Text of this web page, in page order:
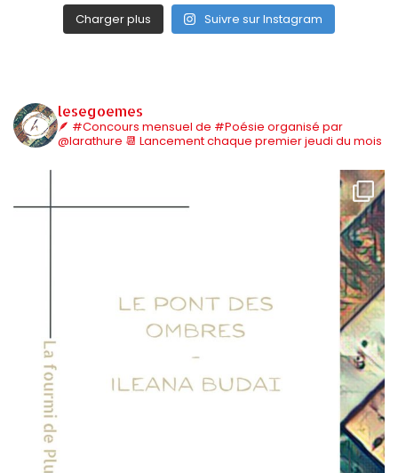
Charger plus Suivre sur Instagram
lesegoemes
🪶 #Concours mensuel de #Poésie organisé par
@larathure 📆 Lancement chaque premier jeudi du mois